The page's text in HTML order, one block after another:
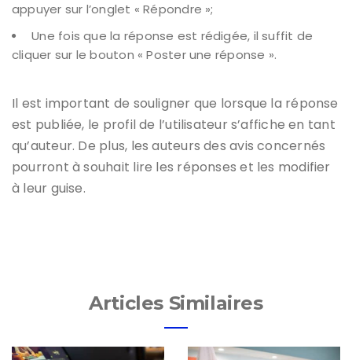
appuyer sur l’onglet « Répondre »;
Une fois que la réponse est rédigée, il suffit de
cliquer sur le bouton « Poster une réponse ».
Il est important de souligner que lorsque la réponse
est publiée, le profil de l’utilisateur s’affiche en tant
qu’auteur. De plus, les auteurs des avis concernés
pourront à souhait lire les réponses et les modifier
à leur guise.
Articles Similaires